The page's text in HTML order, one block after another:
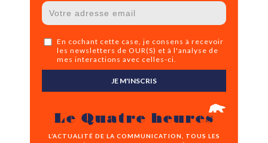
En cochant cette case, je consens à recevoir
les newsletters de OUR(S) et à l'analyse de
mes interactions avec celles-ci.
JE M'INSCRIS
Le Quatre heures
L’ACTUALITÉ DE LA COMMUNICATION, TOUS LES